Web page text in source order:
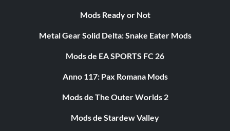
Mods Ready or Not
Metal Gear Solid Delta: Snake Eater Mods
Mods de EA SPORTS FC 26
Anno 117: Pax Romana Mods
Mods de The Outer Worlds 2
Mods de Stardew Valley